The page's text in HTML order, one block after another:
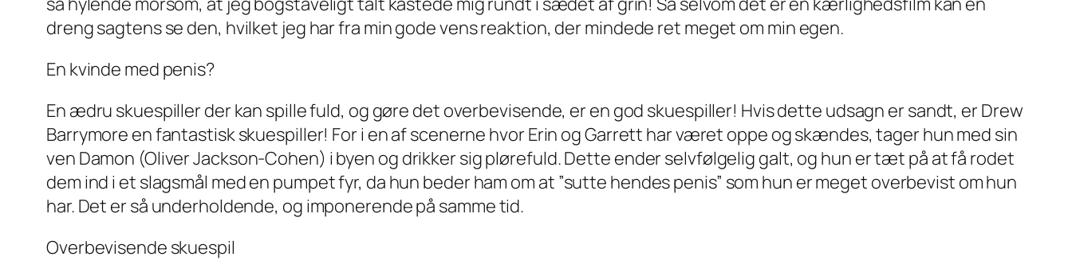
dreng sagtens se den, hvilket jeg har fra min gode vens reaktion, der mindede ret meget om min egen.
En kvinde med penis?
En ædru skuespiller der kan spille fuld, og gøre det overbevisende, er en god skuespiller! Hvis dette udsagn er sandt, er Drew
Barrymore en fantastisk skuespiller! For i en af scenerne hvor Erin og Garrett har været oppe og skændes, tager hun med sin
ven Damon (Oliver Jackson-Cohen) i byen og drikker sig plørefuld. Dette ender selvfølgelig galt, og hun er tæt på at få rodet
dem ind i et slagsmål med en pumpet fyr, da hun beder ham om at ”sutte hendes penis” som hun er meget overbevist om hun
har. Det er så underholdende, og imponerende på samme tid.
Overbevisende skuespil